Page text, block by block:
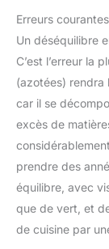
Erreurs
Un déséquilibre
C’est l’erreur la
(azotées) rendra
car il se
excès de
prendre des
équilibre, avec
que de vert, et
de cuisine par